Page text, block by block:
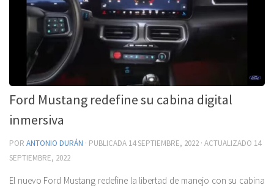
Ford Mustang redefine su cabina digital
inmersiva
POR ANTONIO DURÁN · PUBLICADA 14 SEPTIEMBRE, 2022 · ACTUALIZADO 14
SEPTIEMBRE, 2022
El nuevo Ford Mustang redefine la libertad de manejo con su cabina